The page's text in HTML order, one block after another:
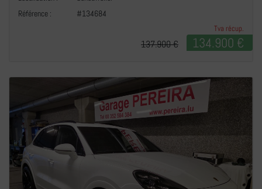
Référence :
#134684
Tva récup.
134.900 €
137.900 €